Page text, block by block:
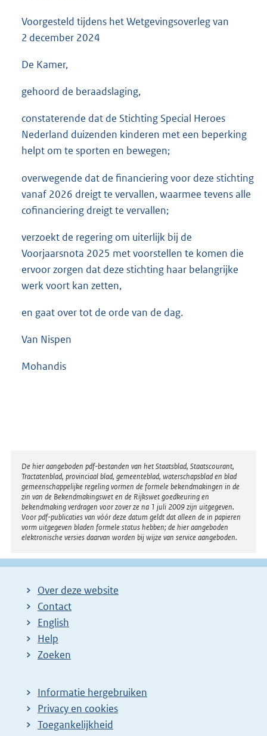
Voorgesteld tijdens het Wetgevingsoverleg van
2 december 2024
De Kamer,
gehoord de beraadslaging,
constaterende dat de Stichting Special Heroes
Nederland duizenden kinderen met een beperking
helpt om te sporten en bewegen;
overwegende dat de financiering voor deze stichting
vanaf 2026 dreigt te vervallen, waarmee tevens alle
cofinanciering dreigt te vervallen;
verzoekt de regering om uiterlijk bij de
Voorjaarsnota 2025 met voorstellen te komen die
ervoor zorgen dat deze stichting haar belangrijke
werk voort kan zetten,
en gaat over tot de orde van de dag.
Van Nispen
Mohandis
Disclaimer
De hier aangeboden pdf-bestanden van het Staatsblad, Staatscourant,
Tractatenblad, provinciaal blad, gemeenteblad, waterschapsblad en blad
gemeenschappelijke regeling vormen de formele bekendmakingen in de
zin van de Bekendmakingswet en de Rijkswet goedkeuring en
bekendmaking verdragen voor zover ze na 1 juli 2009 zijn uitgegeven.
Voor pdf-publicaties van vóór deze datum geldt dat alleen de in papieren
vorm uitgegeven bladen formele status hebben; de hier aangeboden
elektronische versies daarvan worden bij wijze van service aangeboden.
Over deze website
Contact
English
Help
Zoeken
Informatie hergebruiken
Privacy en cookies
Toegankelijkheid